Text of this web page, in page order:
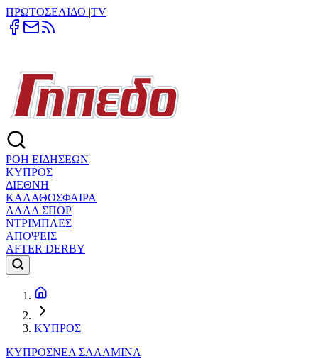
ΠΡΩΤΟΣΕΛΙΔΟ |TV
ΡΟΗ ΕΙΔΗΣΕΩΝ
ΚΥΠΡΟΣ
ΔΙΕΘΝΗ
ΚΑΛΑΘΟΣΦΑΙΡΑ
ΑΛΛΑ ΣΠΟΡ
ΝΤΡΙΜΠΛΕΣ
ΑΠΟΨΕΙΣ
AFTER DERBY
ΚΥΠΡΟΣ
ΚΥΠΡΟΣΝΕΑ ΣΑΛΑΜΙΝΑ